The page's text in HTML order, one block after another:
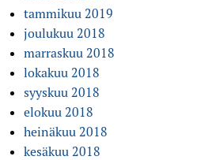
tammikuu 2019
joulukuu 2018
marraskuu 2018
lokakuu 2018
syyskuu 2018
elokuu 2018
heinäkuu 2018
kesäkuu 2018